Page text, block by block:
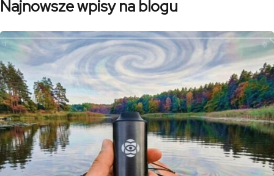
Najnowsze wpisy na blogu